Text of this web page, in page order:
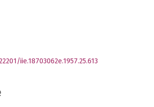
iie.18703062e.1957.25.613